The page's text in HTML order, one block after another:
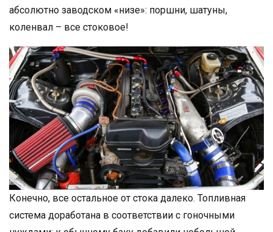
абсолютно заводском «низе»: поршни, шатуны,
коленвал – все стоковое!
Конечно, все остальное от стока далеко. Топливная
система доработана в соответствии с гоночными